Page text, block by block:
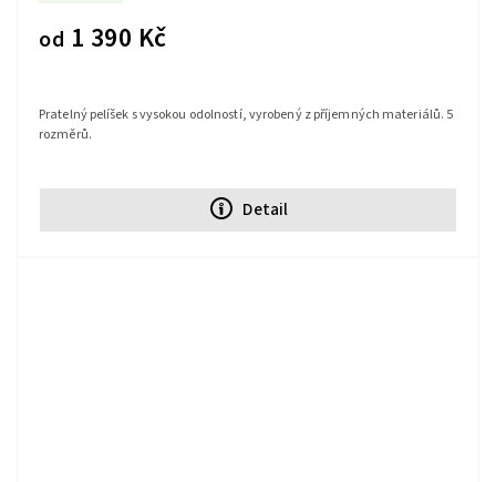
od 1 390 Kč
Detail
Pratelný pelíšek s vysokou odolností, vyrobený z příjemných materiálů. 5
rozměrů.